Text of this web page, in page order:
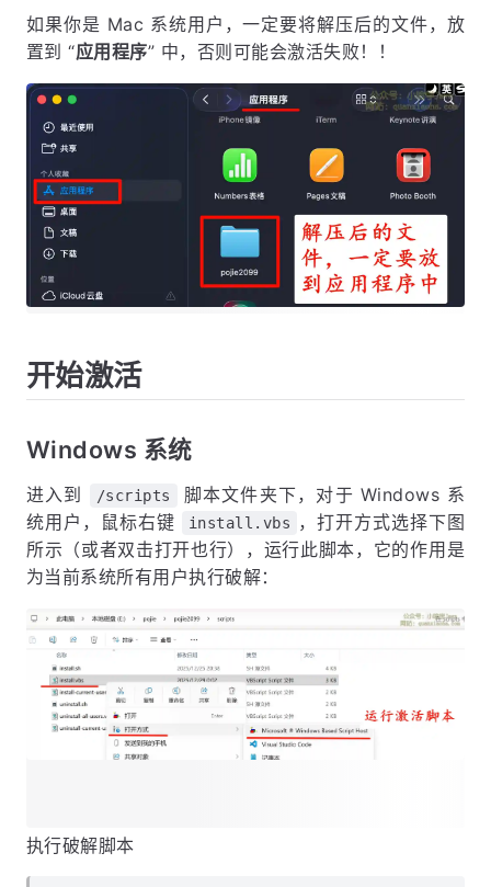
如果你是 Mac 系统用户，一定要将解压后的文件，放
置到 “应用程序” 中，否则可能会激活失败！！
开始激活
Windows 系统
进入到 /scripts
脚本文件夹下，对于 Windows 系
统用户，鼠标右键
install.vbs
，打开方式选择下图
所示（或者双击打开也行），运行此脚本，它的作用是
为当前系统所有用户执行破解：
执行破解脚本